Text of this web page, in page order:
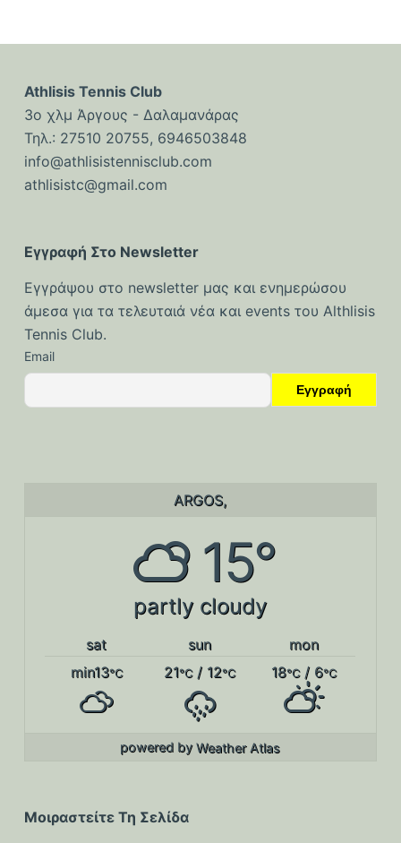
Athlisis Tennis Club
3ο χλμ Άργους - Δαλαμανάρας
Τηλ.: 27510 20755, 6946503848
info@athlisistennisclub.com
athlisistc@gmail.com
Εγγραφή Στο Newsletter
Εγγράψου στο newsletter μας και ενημερώσου
άμεσα για τα τελευταιά νέα και events του Althlisis
Tennis Club.
Email
ARGOS,
15°
partly cloudy
sat sun
mon
min13°C 21°C/ 12°C 18°C/ 6°C
powered byWeather Atlas
Μοιραστείτε Τη Σελίδα